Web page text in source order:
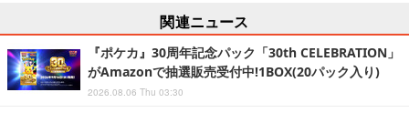
関連ニュース
『ポケカ』30周年記念パック「30th CELEBRATION」
がAmazonで抽選販売受付中!1BOX(20パック入り)
2026.08.06 Thu 03:30